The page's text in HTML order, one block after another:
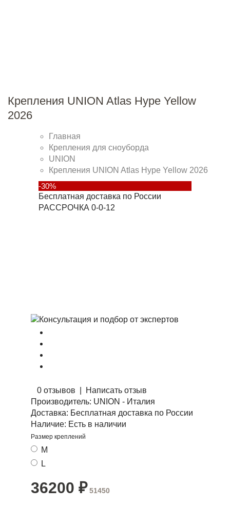
Крепления UNION Atlas Hype Yellow
2026
Главная
Крепления для сноуборда
UNION
Крепления UNION Atlas Hype Yellow 2026
-30%
Бесплатная доставка по России
РАССРОЧКА 0-0-12
0 отзывов
Написать отзыв
Производитель: UNION - Италия
Доставка: Бесплатная доставка по России
Наличие: Есть в наличии
Размер креплений
M
L
36200 ₽ 51450